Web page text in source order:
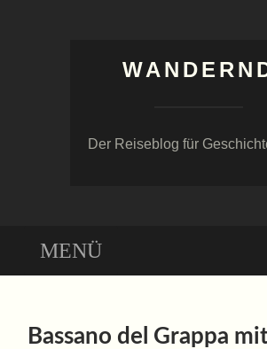
Der Reiseblog für
Menü
SPRINGENBassano del Grappa